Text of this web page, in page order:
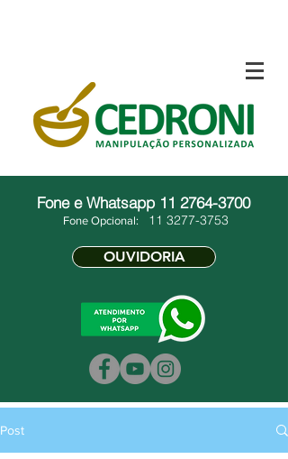
Fone e Whatsapp 11 2764-3700
Fone Opcional: 11 3277-3753
OUVIDORIA
Post